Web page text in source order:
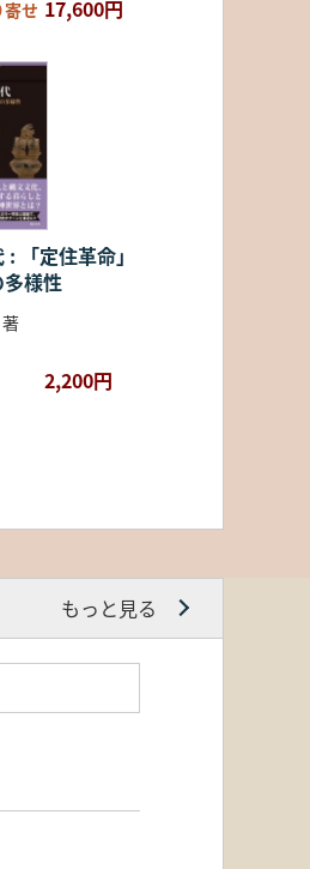
せ 17,600円
「定住革命」
様性
2,200円
もっと見る